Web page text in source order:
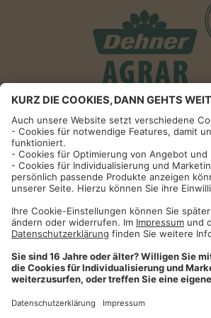
Informationen
Impressum
Datenschutzhinweise
AGB und Widerrufsbelehrung
Dehner Unternehmen
Cookie-Einstellungen
Dehner Agrar GmbH & Co.